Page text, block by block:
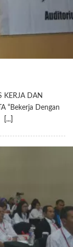
KERJA DAN
“Bekerja Dengan
[...]